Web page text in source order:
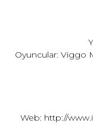
Oyuncular: Viggo
Web: http://